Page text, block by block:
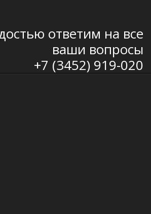
ответим на все
ваши вопросы
+7 (3452) 919-020